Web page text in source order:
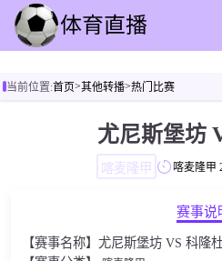
足球直播
其他转播
当前位置:首页>其他转播>热门比赛
尤尼斯堡坊
喀麦隆甲 喀麦隆甲
赛事说
【赛事名称】尤尼斯堡坊 VS 科隆